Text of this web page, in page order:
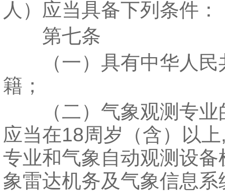
人）应当具备下列条件：
第七条
（一）具有中华人民
籍；
（二）气象观测专业
应当在18周岁（含）以
专业和气象自动观测设备
象雷达机务及气象信息系